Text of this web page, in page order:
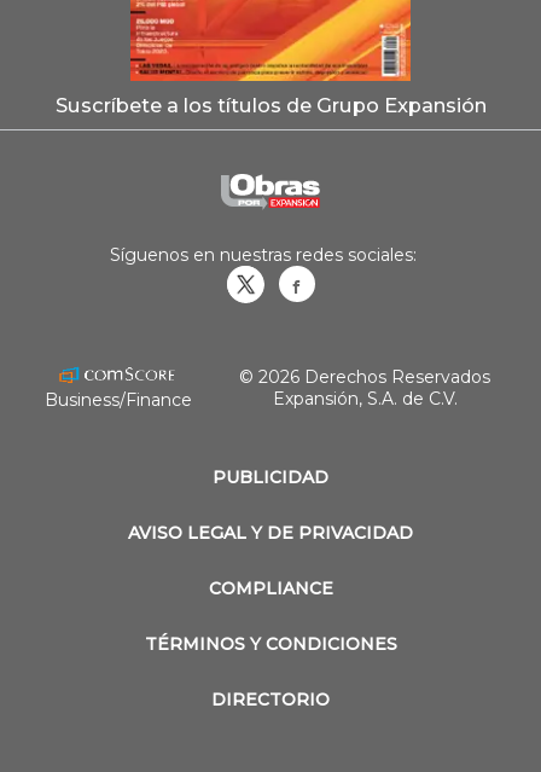
Suscríbete a los títulos de Grupo Expansión
PUBLICIDAD
AVISO LEGAL Y DE PRIVACIDAD
COMPLIANCE
TÉRMINOS Y CONDICIONES
DIRECTORIO
Síguenos en nuestras redes sociales:
Business/Finance
© 2026 Derechos Reservados
Expansión, S.A. de C.V.